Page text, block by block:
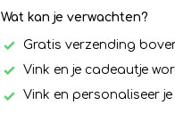
Wat kan je verwachten?
Gratis verzending
Vink en je cadeautje
Vink en personaliseer je